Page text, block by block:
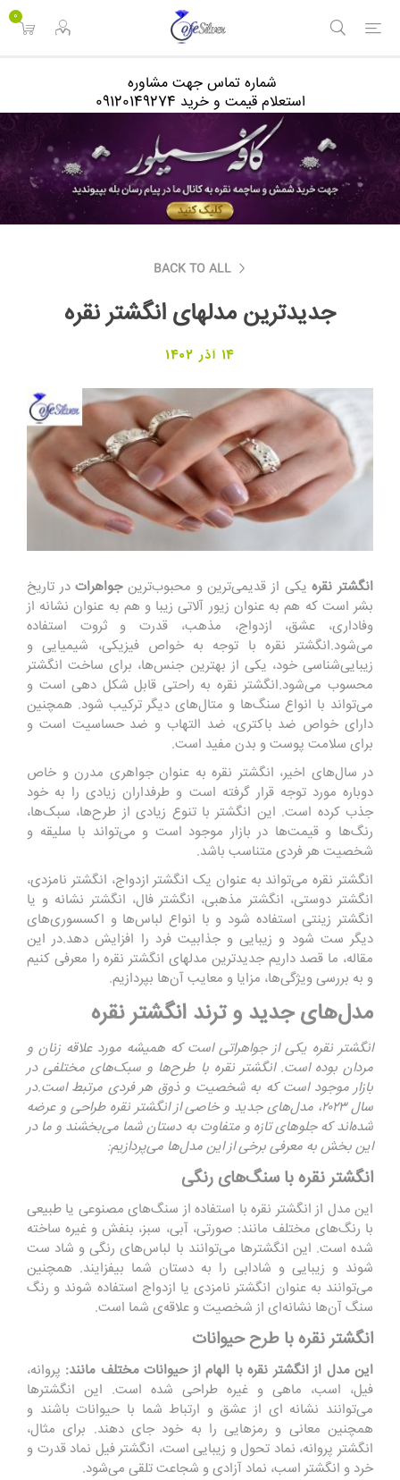
0
شماره تماس جهت مشاوره
استعلام قیمت و خرید 09120149274
BACK TO ALL
جدیدترین مدلهای انگشتر نقره
14 آذر 1402
انگشتر نقرهیکی از قدیمی‌ترین و محبوب‌ترینجواهرات در تاریخ
بشر است که هم به عنوان زیور آلاتی زیبا و هم به عنوان نشانه از
وفاداری، عشق، ازدواج، مذهب، قدرت و ثروت استفاده
می‌شود.انگشتر نقره با توجه به خواص فیزیکی، شیمیایی و
زیبایی‌شناسی خود، یکی از بهترین جنس‌ها، برای ساخت انگشتر
محسوب می‌شود.انگشتر نقره به راحتی قابل شکل دهی است و
می‌تواند با انواع سنگ‌ها و متال‌های دیگر ترکیب شود. همچنین
دارای خواص ضد باکتری، ضد التهاب و ضد حساسیت است و
برای سلامت پوست و بدن مفید است.
در سال‌های اخیر، انگشتر نقره به عنوان جواهری مدرن و خاص
دوباره مورد توجه قرار گرفته است و طرفداران زیادی را به خود
جذب کرده است. این انگشتر با تنوع زیادی از طرح‌ها، سبک‌ها،
رنگ‌ها و قیمت‌ها در بازار موجود است و می‌تواند با سلیقه و
شخصیت هر فردی متناسب باشد.
انگشتر نقره می‌تواند به عنوان یک انگشتر ازدواج، انگشتر نامزدی،
انگشتر دوستی، انگشتر مذهبی، انگشتر فال، انگشتر نشانه و یا
انگشتر زینتی استفاده شود و با انواع لباس‌ها و اکسسوری‌های
دیگر ست شود و زیبایی و جذابیت فرد را افزایش دهد.در این
مقاله، ما قصد داریم جدیدترین مدلهای انگشتر نقره را معرفی کنیم
و به بررسی ویژگی‌ها، مزایا و معایب آن‌ها بپردازیم.
مدل‌های جدید و ترند انگشتر نقره
انگشتر نقره یکی از جواهراتی است که همیشه مورد علاقه زنان و
مردان بوده است. انگشتر نقره با طرح‌ها و سبک‌های مختلفی در
بازار موجود است که به شخصیت و ذوق هر فردی مرتبط است.در
سال ۲۰۲۳، مدل‌های جدید و خاصی از انگشتر نقره طراحی و عرضه
شده‌اند که جلوهای تازه و متفاوت به دستان شما می‌بخشند و ما در
این بخش به معرفی برخی از این مدل‌ها می‌پردازیم:
انگشتر نقره با سنگ‌های رنگی
این مدل از انگشتر نقره با استفاده از سنگ‌های مصنوعی یا طبیعی
با رنگ‌های مختلف مانند: صورتی، آبی، سبز، بنفش و غیره ساخته
شده است. این انگشترها می‌توانند با لباس‌های رنگی و شاد ست
شوند و زیبایی و شادابی را به دستان شما بیفزایند. همچنین
می‌توانند به عنوان انگشتر نامزدی یا ازدواج استفاده شوند و رنگ
سنگ آن‌ها نشانه‌ای از شخصیت و علاقه‌ی شما است.
انگشتر نقره با طرح حیوانات
این مدل از انگشتر نقره با الهام از حیوانات مختلف مانند: پروانه،
فیل، اسب، ماهی و غیره طراحی شده است. این انگشترها
می‌توانند نشانه ‌ای از عشق و ارتباط شما با حیوانات باشند و
همچنین معانی و رمزهایی را به خود جای دهند. برای مثال،
انگشتر پروانه، نماد تحول و زیبایی است، انگشتر فیل نماد قدرت و
خرد و انگشتر اسب، نماد آزادی و شجاعت تلقی می‌شود.